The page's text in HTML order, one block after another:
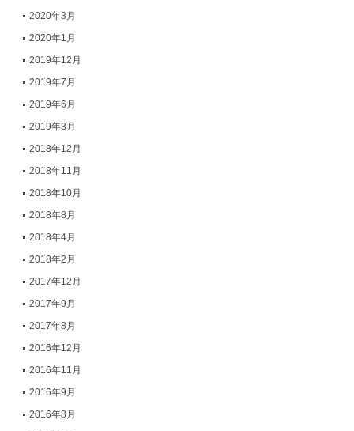
2020年3月
2020年1月
2019年12月
2019年7月
2019年6月
2019年3月
2018年12月
2018年11月
2018年10月
2018年8月
2018年4月
2018年2月
2017年12月
2017年9月
2017年8月
2016年12月
2016年11月
2016年9月
2016年8月